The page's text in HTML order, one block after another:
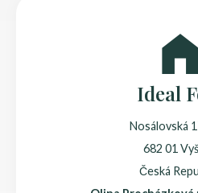
Ideal
Nosálovská
682 01
Česká